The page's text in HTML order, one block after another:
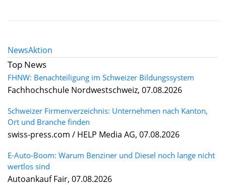
NewsAktion
Top News
FHNW: Benachteiligung im Schweizer Bildungssystem
Fachhochschule Nordwestschweiz, 07.08.2026
Schweizer Firmenverzeichnis: Unternehmen nach Kanton,
Ort und Branche finden
swiss-press.com / HELP Media AG, 07.08.2026
E-Auto-Boom: Warum Benziner und Diesel noch lange nicht
wertlos sind
Autoankauf Fair, 07.08.2026